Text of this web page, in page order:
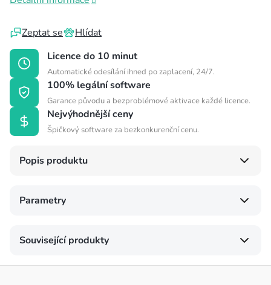
Zeptat se Hlídat
Licence do 10 minut
Automatické odesílání ihned po zaplacení, 24/7.
100% legální software
Garance původu a bezproblémové aktivace každé licence.
Nejvýhodnější ceny
Špičkový software za bezkonkurenční cenu.
Popis produktu
Parametry
Související produkty